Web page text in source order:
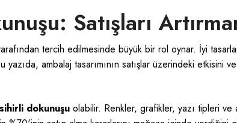
Satışları
tercih edilmesinde büyük bir rol oynar. İyi
yazıda, ambalaj tasarımının satışlar üzerindeki
dokunuşu olabilir. Renkler, grafikler, yazı tipleri